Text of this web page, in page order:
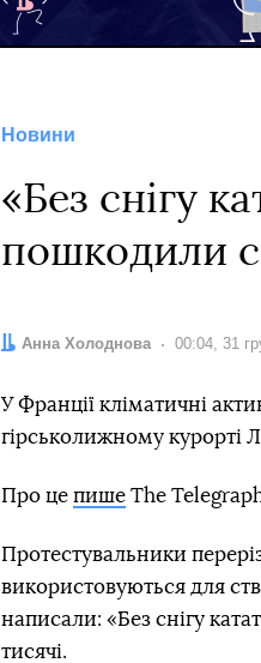
Новини
«Без снігу
пошкодили
Автор:
Анна Холоднова Дата:
00:04, 31
У Франції кліматичні
гірськолижному курорті
Про це пише The
Протестувальники
використовуються для
написали: «Без снігу
тисячі.